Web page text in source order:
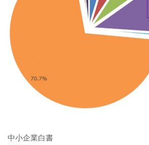
中小企業白書